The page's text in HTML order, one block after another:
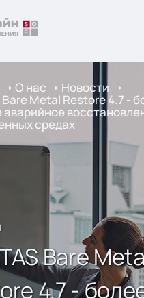
О нас Новости
Bare Metal Restore 4.7 -
аварийное
средах
Bare
4.7 -